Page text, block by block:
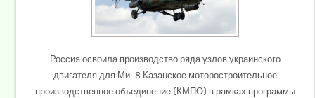
Россия освоила производство ряда узлов украинского
двигателя для Ми-8 Казанское моторостроительное
производственное объединение (КМПО) в рамках программы